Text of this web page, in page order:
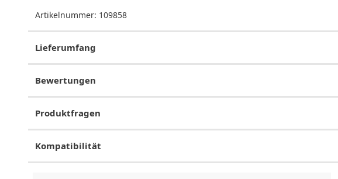
Artikelnummer: 109858
Lieferumfang
Bewertungen
Produktfragen
Kompatibilität